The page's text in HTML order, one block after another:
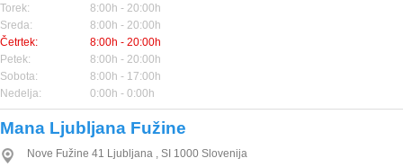
Torek:
8:00h - 20:00h
Sreda:
8:00h - 20:00h
Četrtek:
8:00h - 20:00h
Petek:
8:00h - 20:00h
Sobota:
8:00h - 17:00h
Nedelja:
0:00h - 0:00h
Mana Ljubljana Fužine
Nove Fužine 41 Ljubljana , SI 1000 Slovenija